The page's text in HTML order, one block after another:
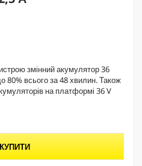
змінний акумулятор 36
80% всього за 48 хвилин. Також
на платформі 36 V